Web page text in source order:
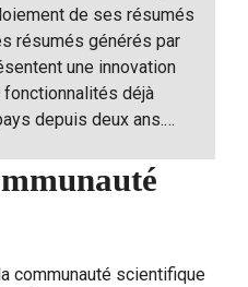
de ses résumés
résumés générés par
une innovation
fonctionnalités déjà
depuis deux ans.…
communauté scientifique